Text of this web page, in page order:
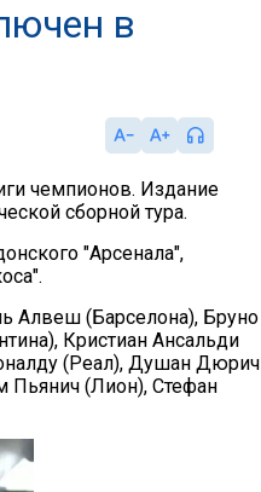
в
чемпионов. Издание
сборной тура.
"Арсенала",
Алвеш (Барселона), Бруно
Кристиан Ансальди
(Реал), Душан Дюрич
(Лион), Стефан